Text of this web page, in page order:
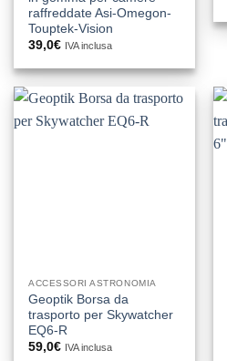
raffreddate Asi-Omegon-
Touptek-Vision
39,0€ IVA inclusa
ACCESSORI ASTRONOMIA
Geoptik Borsa da
trasporto per Skywatcher
EQ6-R
59,0€ IVA inclusa